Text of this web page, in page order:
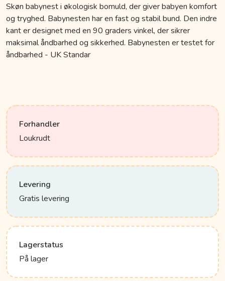
Skøn babynest i økologisk bomuld, der giver babyen komfort
og tryghed. Babynesten har en fast og stabil bund. Den indre
kant er designet med en 90 graders vinkel, der sikrer
maksimal åndbarhed og sikkerhed. Babynesten er testet for
åndbarhed - UK Standar
Forhandler
Loukrudt
Levering
Gratis levering
Lagerstatus
På lager